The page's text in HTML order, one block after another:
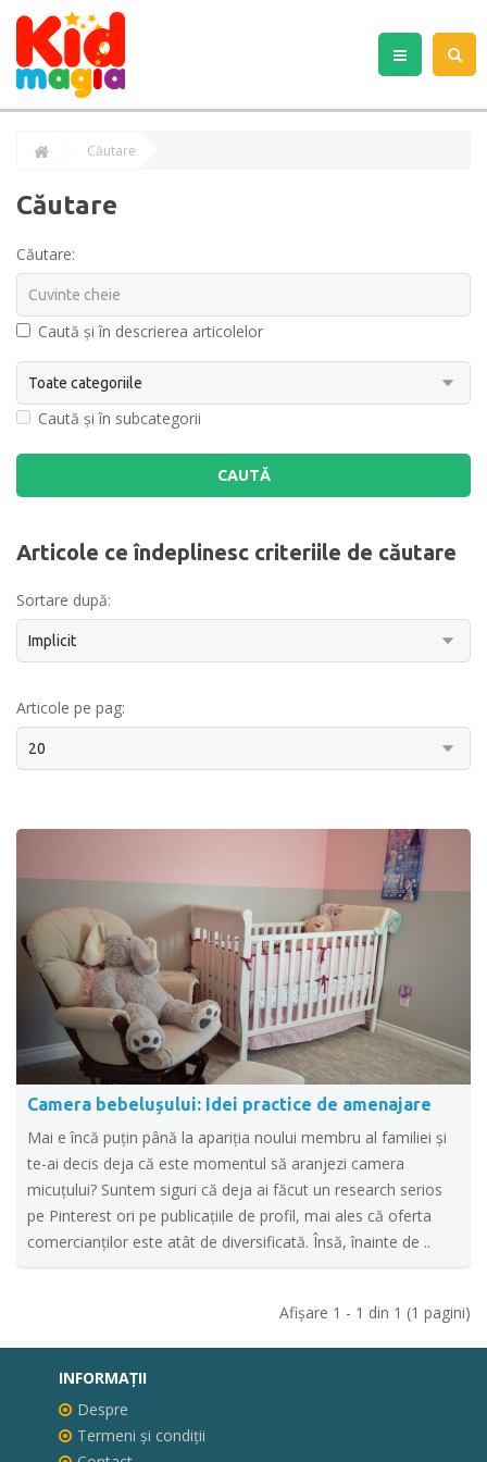
Căutare
Căutare
Căutare:
Caută și în descrierea articolelor
Caută și în subcategorii
Articole ce îndeplinesc criteriile de căutare
Sortare după:
Articole pe pag:
Camera bebelușului: Idei practice de amenajare
Mai e încă puțin până la apariția noului membru al familiei și
te-ai decis deja că este momentul să aranjezi camera
micuțului? Suntem siguri că deja ai făcut un research serios
pe Pinterest ori pe publicațiile de profil, mai ales că oferta
comercianților este atât de diversificată. Însă, înainte de ..
Afişare 1 - 1 din 1 (1 pagini)
INFORMAŢII
Despre
Termeni și condiții